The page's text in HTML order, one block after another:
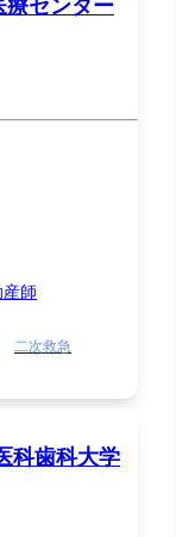
師
二次救急
科歯科大学